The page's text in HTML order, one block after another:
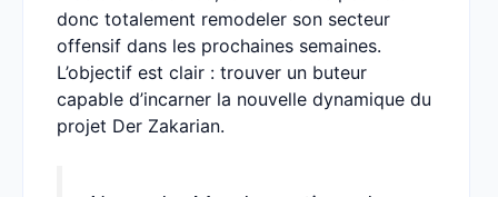
donc totalement remodeler son secteur
offensif dans les prochaines semaines.
L’objectif est clair : trouver un buteur
capable d’incarner la nouvelle dynamique du
projet Der Zakarian.